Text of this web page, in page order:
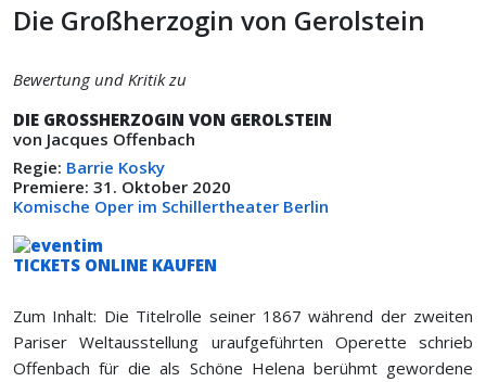
Die Großherzogin von Gerolstein
Bewertung und Kritik zu
DIE GROSSHERZOGIN VON GEROLSTEIN
von Jacques Offenbach
Regie: Barrie Kosky
Premiere: 31. Oktober 2020
Komische Oper im Schillertheater Berlin
TICKETS ONLINE KAUFEN
Zum Inhalt: Die Titelrolle seiner 1867 während der zweiten
Pariser Weltausstellung uraufgeführten Operette schrieb
Offenbach für die als Schöne Helena berühmt gewordene